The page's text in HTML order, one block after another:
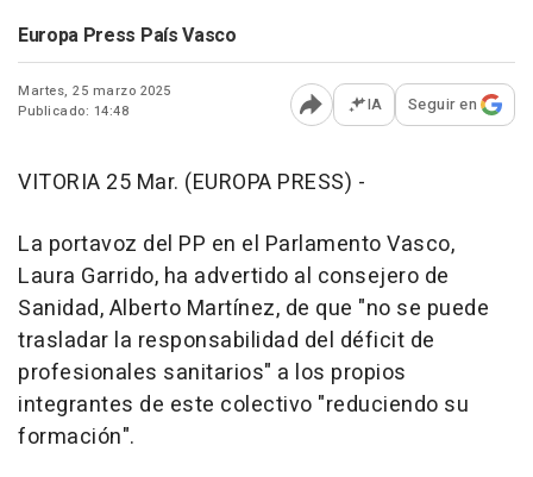
Europa Press País Vasco
Martes, 25 marzo 2025
Publicado: 14:48
Abrir opciones para
IA Seguir en
VITORIA 25 Mar. (EUROPA PRESS) -
La portavoz del PP en el Parlamento Vasco,
Laura Garrido, ha advertido al consejero de
Sanidad, Alberto Martínez, de que "no se puede
trasladar la responsabilidad del déficit de
profesionales sanitarios" a los propios
integrantes de este colectivo "reduciendo su
formación".